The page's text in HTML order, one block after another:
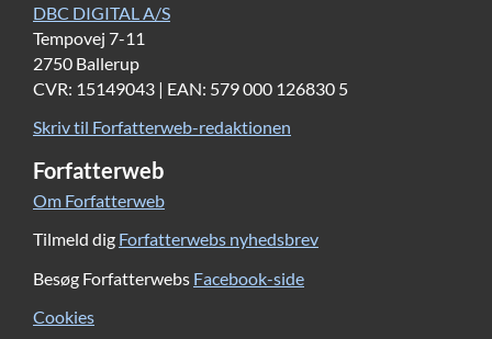
DBC DIGITAL A/S
Tempovej 7-11
2750 Ballerup
CVR: 15149043 | EAN: 579 000 126830 5
Skriv til Forfatterweb-redaktionen
Forfatterweb
Om Forfatterweb
Tilmeld dig Forfatterwebs nyhedsbrev
Besøg Forfatterwebs Facebook-side
Cookies